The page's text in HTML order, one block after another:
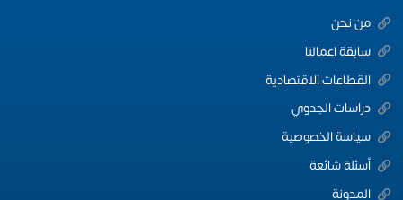
من نحن
سابقة اعمالنا
القطاعات الاقتصادية
دراسات الجدوي
سياسة الخصوصية
أسئلة شائعة
المدونة